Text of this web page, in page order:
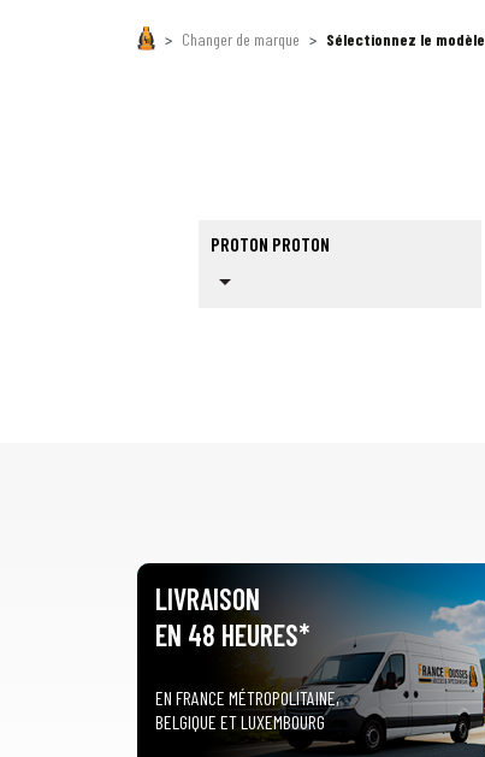
Changer de marque Sélectionnez le
PROTON PROTON
arrow_drop_down
LIVRAISON
EN 48 HEURES*
EN FRANCE MÉTROPOLITAINE,
BELGIQUE ET LUXEMBOURG